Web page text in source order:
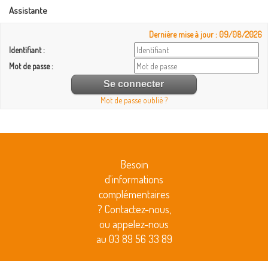
Assistante
Dernière mise à jour : 09/08/2026
Identifiant :
Mot de passe :
Mot de passe oublié ?
Besoin
d'informations
complémentaires
? Contactez-nous,
ou appelez-nous
au 03 89 56 33 89